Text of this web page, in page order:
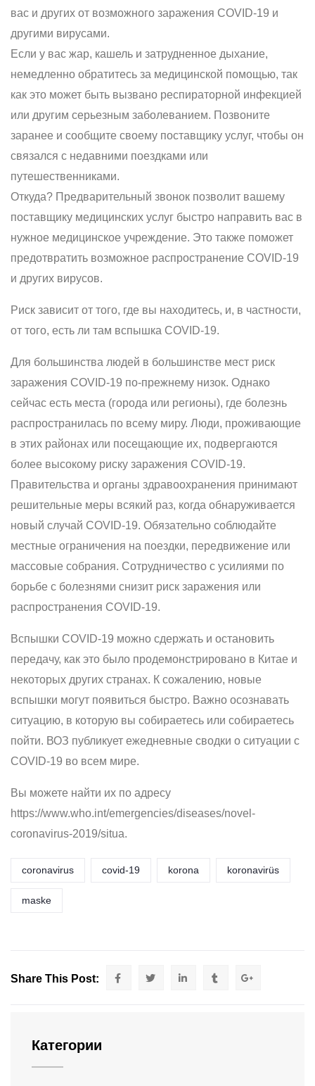
вас и других от возможного заражения COVID-19 и
другими вирусами.
Если у вас жар, кашель и затрудненное дыхание,
немедленно обратитесь за медицинской помощью, так
как это может быть вызвано респираторной инфекцией
или другим серьезным заболеванием. Позвоните
заранее и сообщите своему поставщику услуг, чтобы он
связался с недавними поездками или
путешественниками.
Откуда? Предварительный звонок позволит вашему
поставщику медицинских услуг быстро направить вас в
нужное медицинское учреждение. Это также поможет
предотвратить возможное распространение COVID-19
и других вирусов.
Риск зависит от того, где вы находитесь, и, в частности,
от того, есть ли там вспышка COVID-19.
Для большинства людей в большинстве мест риск
заражения COVID-19 по-прежнему низок. Однако
сейчас есть места (города или регионы), где болезнь
распространилась по всему миру. Люди, проживающие
в этих районах или посещающие их, подвергаются
более высокому риску заражения COVID-19.
Правительства и органы здравоохранения принимают
решительные меры всякий раз, когда обнаруживается
новый случай COVID-19. Обязательно соблюдайте
местные ограничения на поездки, передвижение или
массовые собрания. Сотрудничество с усилиями по
борьбе с болезнями снизит риск заражения или
распространения COVID-19.
Вспышки COVID-19 можно сдержать и остановить
передачу, как это было продемонстрировано в Китае и
некоторых других странах. К сожалению, новые
вспышки могут появиться быстро. Важно осознавать
ситуацию, в которую вы собираетесь или собираетесь
пойти. ВОЗ публикует ежедневные сводки о ситуации с
COVID-19 во всем мире.
Вы можете найти их по адресу
https://www.who.int/emergencies/diseases/novel-
coronavirus-2019/situa.
coronavirus covid-19 korona koronavirüs
maske
Share This Post:
Категории